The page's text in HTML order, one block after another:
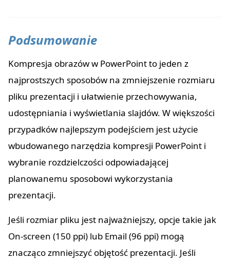
Podsumowanie
Kompresja obrazów w PowerPoint to jeden z
najprostszych sposobów na zmniejszenie rozmiaru
pliku prezentacji i ułatwienie przechowywania,
udostępniania i wyświetlania slajdów. W większości
przypadków najlepszym podejściem jest użycie
wbudowanego narzędzia kompresji PowerPoint i
wybranie rozdzielczości odpowiadającej
planowanemu sposobowi wykorzystania
prezentacji.
Jeśli rozmiar pliku jest najważniejszy, opcje takie jak
On-screen (150 ppi) lub Email (96 ppi) mogą
znacząco zmniejszyć objętość prezentacji. Jeśli